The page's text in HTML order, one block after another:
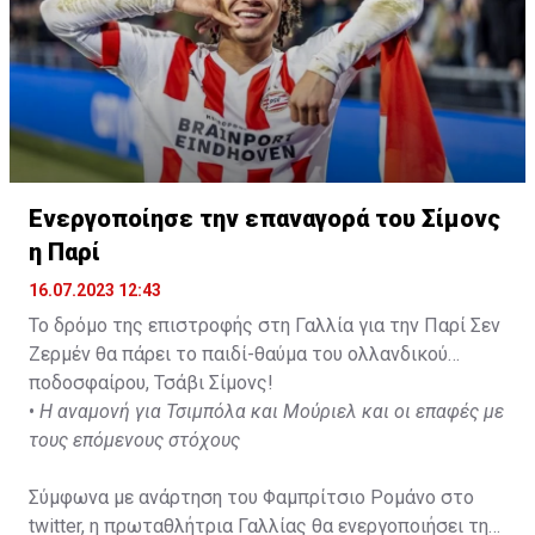
Ενεργοποίησε την επαναγορά του Σίμονς
η Παρί
16.07.2023 12:43
Το δρόμο της επιστροφής στη Γαλλία για την Παρί Σεν
Ζερμέν θα πάρει το παιδί-θαύμα του ολλανδικού
ποδοσφαίρου, Τσάβι Σίμονς!
• Η αναμονή για Τσιμπόλα και Μούριελ και οι επαφές με
τους επόμενους στόχους
Σύμφωνα με ανάρτηση του Φαμπρίτσιο Ρομάνο στο
twitter, η πρωταθλήτρια Γαλλίας θα ενεργοποιήσει τη